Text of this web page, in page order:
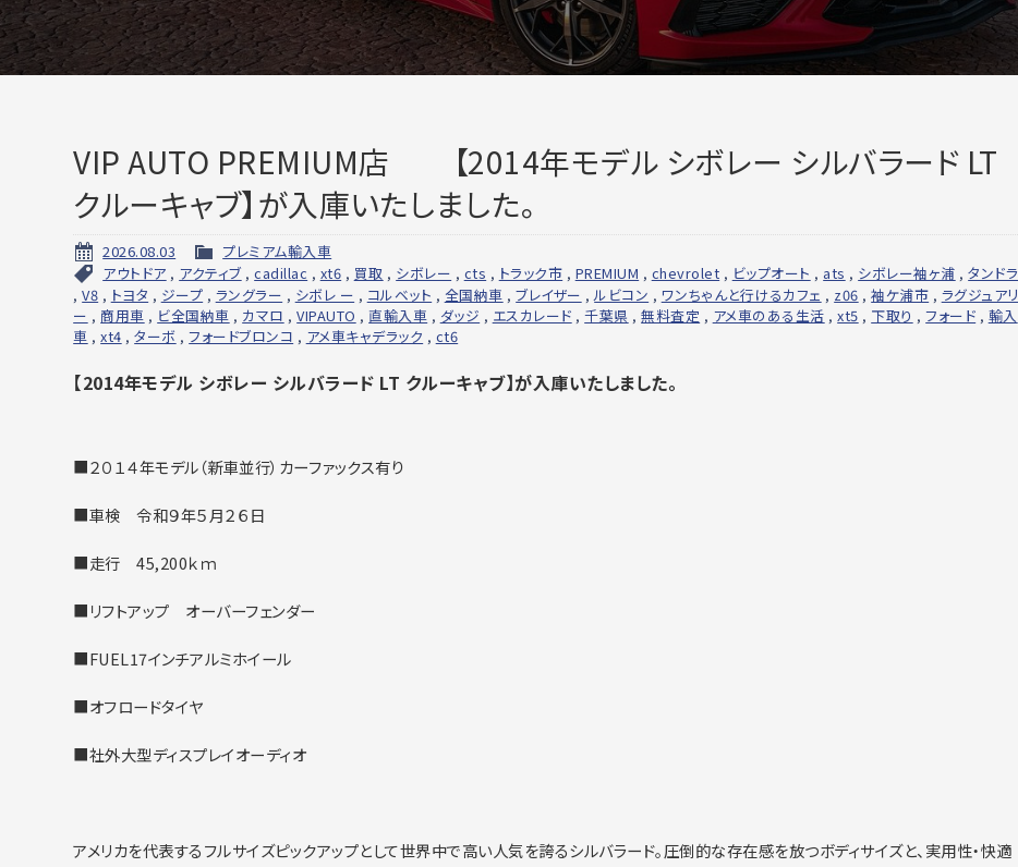
VIP AUTO PREMIUM店 【2014年モデル シボレー シルバラード LT
クルーキャブ】が入庫いたしました。
2026.08.03
プレミアム輸入車
アウトドア , アクティブ,cadillac , xt6 , 買取 , シボレー , cts , トラック市 , PREMIUM , chevrolet , ビップオート , ats , シボレー袖ヶ浦 ,タンドラ
,V8 , トヨタ , ジープ , ラングラー , シボレ ー , コルベット , 全国納車 ,ブレイザー ,ルビコン , ワンちゃんと行けるカフェ , z06 ,袖ケ浦市 , ラグジュアリ
ー , 商用車 , ビ全国納車 , カマロ ,VIPAUTO ,直輸入車 , ダッジ , エスカレード ,千葉県 ,無料査定 , アメ車のある生活 ,xt5 , 下取り ,フォード , 輸入
車 ,xt4 ,ターボ ,フォードブロンコ , アメ車キャデラック , ct6
【2014年モデル シボレー シルバラード LT クルーキャブ】が入庫いたしました。
■２０１４年モデル（新車並行）カーファックス有り
■車検 令和９年５月２６日
■走行 45,200ｋｍ
■リフトアップ オーバーフェンダー
■FUEL17インチアルミホイール
■オフロードタイヤ
■社外大型ディスプレイオーディオ
アメリカを代表するフルサイズピックアップとして世界中で高い人気を誇るシルバラード。圧倒的な存在感を放つボディサイズと、 実用性・快適